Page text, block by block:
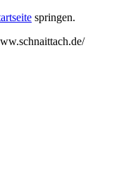
springen.